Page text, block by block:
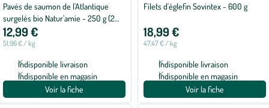
Pavés de saumon de l'Atlantique
surgelés bio Natur’amie - 250 g (2
pièces)
12,99 €
51,96 € / kg
Indisponible livraison
Indisponible en magasin
Voir la fiche
Filets d'églefin Sovintex - 600 g
18,99 €
47,47 € / kg
Indisponible livraison
Indisponible en magasin
Voir la fiche